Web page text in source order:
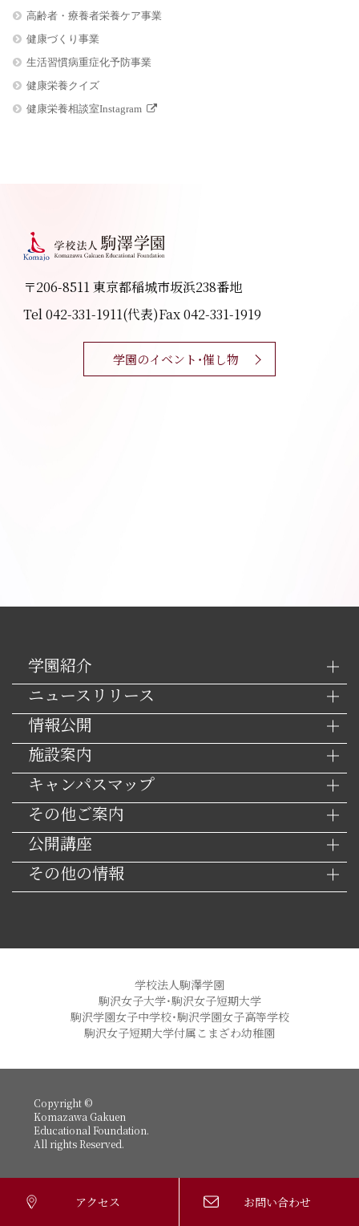
アクセス お問い合わせ
高齢者・療養者栄養ケア事業
健康づくり事業
生活習慣病重症化予防事業
健康栄養クイズ
健康栄養相談室Instagram
〒206-8511 東京都稲城市坂浜238番地
Tel 042-331-1911(代表)Fax 042-331-1919
学園のイベント・催し物
学園紹介
ニュースリリース
情報公開
施設案内
キャンパスマップ
その他ご案内
公開講座
その他の情報
学校法人駒澤学園
駒沢女子大学・駒沢女子短期大学
駒沢学園女子中学校・駒沢学園女子高等学校
駒沢女子短期大学付属こまざわ幼稚園
Copyright ©
Komazawa Gakuen
Educational Foundation.
All rights Reserved.